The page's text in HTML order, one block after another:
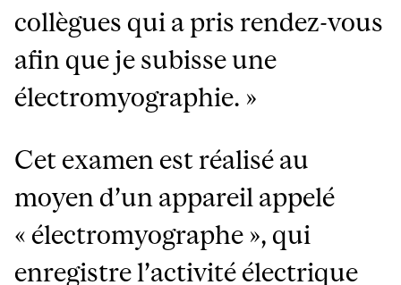
collègues qui a pris rendez-vous
afin que je subisse une
électromyographie. »
Cet examen est réalisé au
moyen d’un appareil appelé
« électromyographe », qui
enregistre l’activité électrique